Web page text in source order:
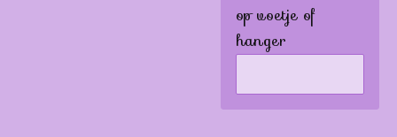
op voetje of
hanger